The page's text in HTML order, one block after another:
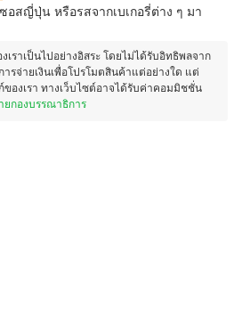
อสญี่ปุ่น หรือรสจากเบเกอรี่ต่าง ๆ มา
ราเป็นไปอย่างอิสระ โดยไม่ได้รับอิทธิพลจาก
รจ่ายเงินเพื่อโปรโมตสินค้าแต่อย่างใด แต่
องเรา ทางเว็บไซต์อาจได้รับค่าคอมมิชชั่น
ยกองบรรณาธิการ